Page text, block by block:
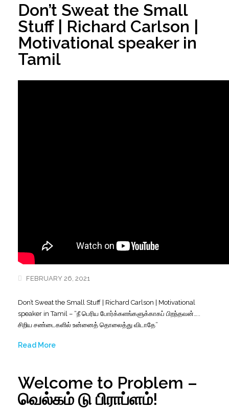
Don’t Sweat the Small
Stuff | Richard Carlson |
Motivational speaker in
Tamil
FEBRUARY 26, 2021
Don’t Sweat the Small Stuff | Richard Carlson | Motivational
speaker in Tamil – “நீ பெரிய போர்க்களங்களுக்காகப் பிறந்தவன்…..
சிறிய சண்டைகளில் உன்னைத் தொலைத்து விடாதே”
Read More
Welcome to Problem –
வெல்கம் டு பிராப்ளம்!